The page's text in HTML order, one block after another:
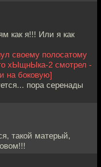
как я!!! Или я как
своему полосатому
хЫщнЫка-2 смотрел -
на боковую]
пора серенады
такой матерый,